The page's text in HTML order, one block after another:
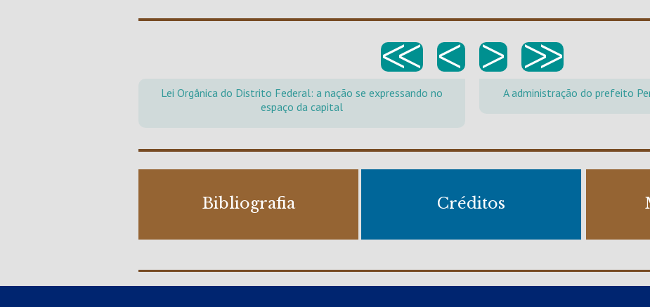
<< < > >>
Lei Orgânica do Distrito Federal: a nação se expressando no
espaço da capital
A administração do prefeito
Bibliografia Créditos